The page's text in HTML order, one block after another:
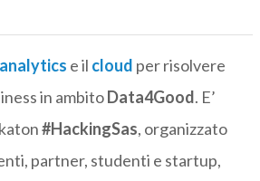
analytics e il cloud per risolvere
in ambitoData4Good. E’
#HackingSas, organizzato
partner, studenti e startup,